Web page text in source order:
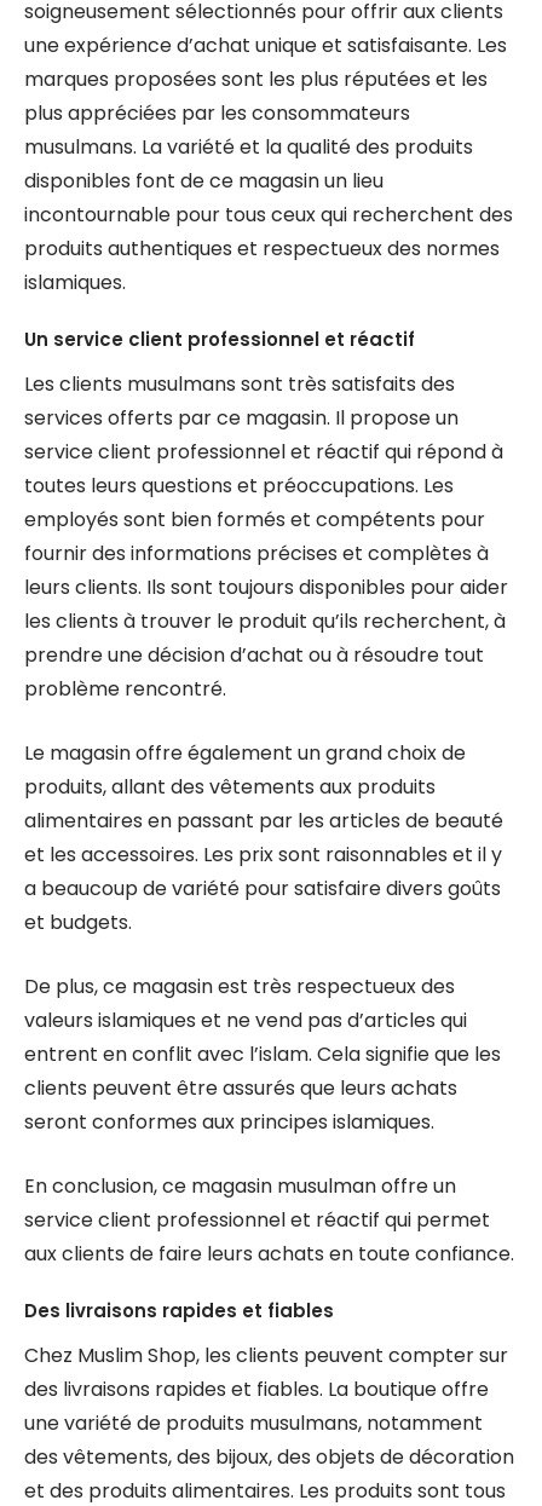
soigneusement sélectionnés pour offrir aux clients
une expérience d’achat unique et satisfaisante. Les
marques proposées sont les plus réputées et les
plus appréciées par les consommateurs
musulmans. La variété et la qualité des produits
disponibles font de ce magasin un lieu
incontournable pour tous ceux qui recherchent des
produits authentiques et respectueux des normes
islamiques.
Un service client professionnel et réactif
Les clients musulmans sont très satisfaits des
services offerts par ce magasin. Il propose un
service client professionnel et réactif qui répond à
toutes leurs questions et préoccupations. Les
employés sont bien formés et compétents pour
fournir des informations précises et complètes à
leurs clients. Ils sont toujours disponibles pour aider
les clients à trouver le produit qu’ils recherchent, à
prendre une décision d’achat ou à résoudre tout
problème rencontré.
Le magasin offre également un grand choix de
produits, allant des vêtements aux produits
alimentaires en passant par les articles de beauté
et les accessoires. Les prix sont raisonnables et il y
a beaucoup de variété pour satisfaire divers goûts
et budgets.
De plus, ce magasin est très respectueux des
valeurs islamiques et ne vend pas d’articles qui
entrent en conflit avec l’islam. Cela signifie que les
clients peuvent être assurés que leurs achats
seront conformes aux principes islamiques.
En conclusion, ce magasin musulman offre un
service client professionnel et réactif qui permet
aux clients de faire leurs achats en toute confiance.
Des livraisons rapides et fiables
Chez Muslim Shop, les clients peuvent compter sur
des livraisons rapides et fiables. La boutique offre
une variété de produits musulmans, notamment
des vêtements, des bijoux, des objets de décoration
et des produits alimentaires. Les produits sont tous